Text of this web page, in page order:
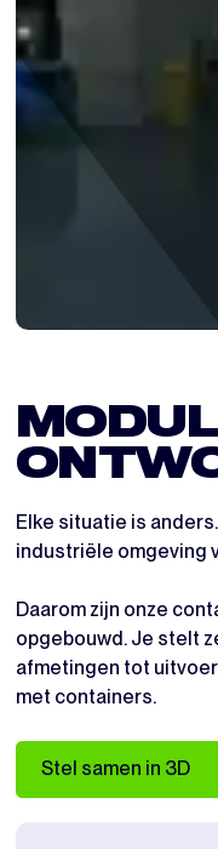
Elke situatie is
industriële omgeving
Daarom zijn onze
opgebouwd. Je stelt
afmetingen tot
met containers.
Stel samen in 3D